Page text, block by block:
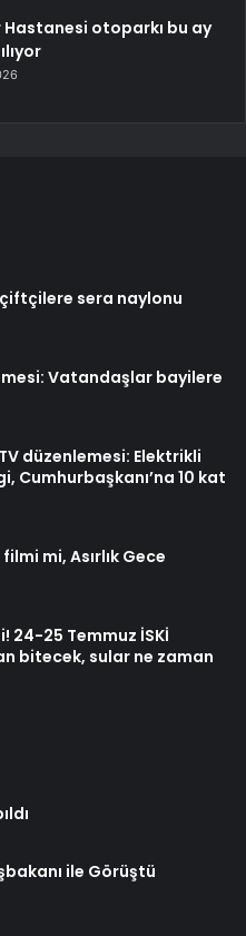
Hastanesi otoparkı bu ay
çiftçilere sera naylonu
Vatandaşlar bayilere
düzenlemesi: Elektrikli
Cumhurbaşkanı’na 10 kat
mi, Asırlık Gece
24-25 Temmuz İSKİ
bitecek, sular ne zaman
ile Görüştü